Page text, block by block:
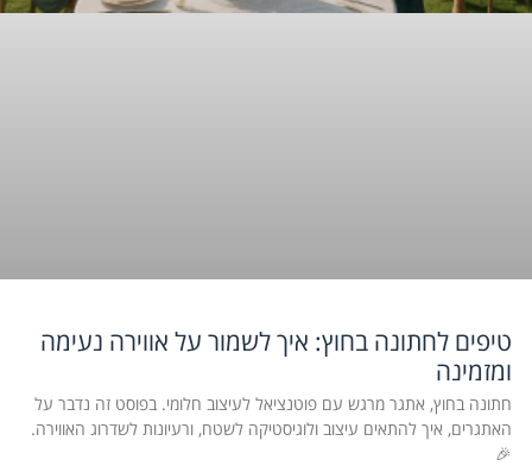
טיפים לחתונה בחוץ: איך לשמור על אווירה נעימה
ומזמינה
חתונה בחוץ, אתגר מרגש עם פוטנציאל לעיצוב חלומי. בפוסט זה נדבר על
האתגרים, איך להתאים עיצוב ולוגיסטיקה לשטח, ורעיונות לשדרוג האווירה.
🎉